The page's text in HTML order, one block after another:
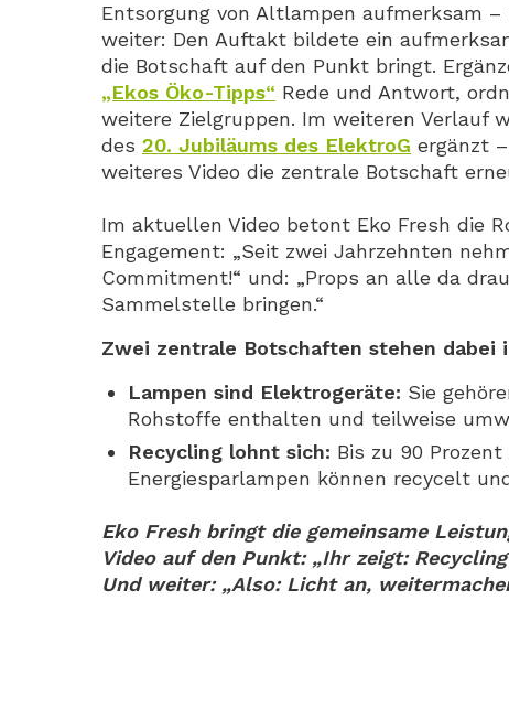
Entsorgung von Altlampen aufmerksam
weiter: Den Auftakt bildete ein
die Botschaft auf den Punkt bringt.
„Ekos Öko-Tipps“ Rede und Antwort,
weitere Zielgruppen. Im weiteren Verlauf
des 20. Jubiläums des ElektroG ergänzt
weiteres Video die zentrale Botschaft
Im aktuellen Video betont Eko Fresh die
Engagement: „Seit zwei Jahrzehnten
Commitment!“ und: „Props an alle da
Sammelstelle bringen.“
Zwei zentrale Botschaften stehen dabei
Lampen sind Elektrogeräte: Sie
Rohstoffe enthalten und teilweise
Recycling lohnt sich: Bis zu 90
Energiesparlampen können recycelt
Eko Fresh bringt die gemeinsame
Video auf den Punkt: „Ihr zeigt:
Und weiter: „Also: Licht an,